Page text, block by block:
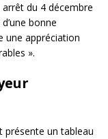
du 4 décembre
bonne
une appréciation
».
présente un tableau